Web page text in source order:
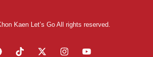
Kaen Let’s Go All rights reserved.